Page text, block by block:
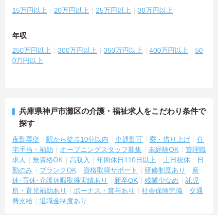
15万円以上 20万円以上 25万円以上 30万円以上
年収
250万円以上 300万円以上 350万円以上 400万円以上
50
0万円以上
兵庫県神戸市灘区の介護・福祉求人をこだわり条件で
探す
夜勤専従 駅から徒歩10分以内 車通勤可 寮・借り上げ
住
宅手当・補助
オープニングスタッフ募集 未経験OK
管理職
求人
無資格OK 高収入 年間休日110日以上 土日祝休
日
勤のみ
ブランクOK 資格取得サポート 研修制度あり
産
休･育休･介護休暇取得実績あり
新卒OK 残業少なめ
託児
所・育児補助あり
ボーナス・賞与あり 社会保険完備
交通
費支給
退職金制度あり